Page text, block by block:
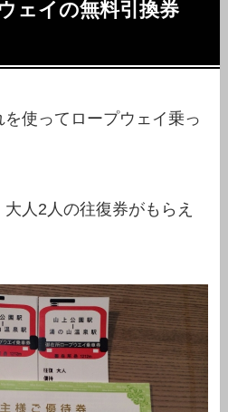
ェイの無料引換券
使ってロープウェイ乗っ
人2人の往復券がもらえ